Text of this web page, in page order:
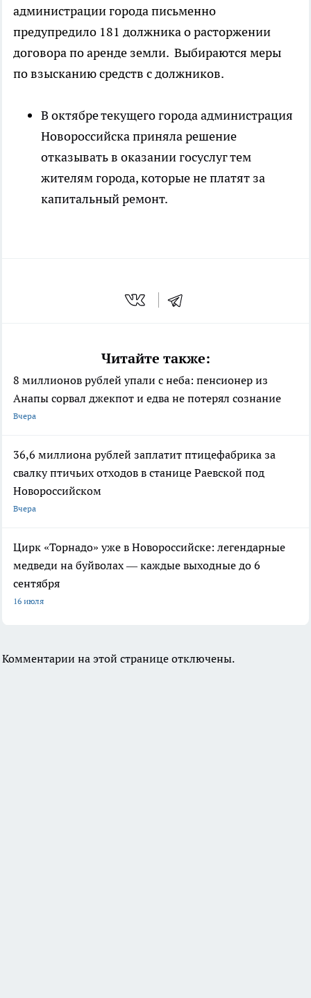
администрации города письменно
предупредило 181 должника о расторжении
договора по аренде земли. Выбираются меры
по взысканию средств с должников.
В октябре текущего города администрация
Новороссийска приняла решение
отказывать в оказании госуслуг тем
жителям города, которые не платят за
капитальный ремонт.
Читайте также:
8 миллионов рублей упали с неба: пенсионер из
Анапы сорвал джекпот и едва не потерял сознание
Вчера
36,6 миллиона рублей заплатит птицефабрика за
свалку птичьих отходов в станице Раевской под
Новороссийском
Вчера
Цирк «Торнадо» уже в Новороссийске: легендарные
медведи на буйволах — каждые выходные до 6
сентября
16 июля
Комментарии на этой странице отключены.